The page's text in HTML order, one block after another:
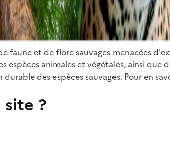
faune et de flore sauvages menacées
animales et végétales, ainsi que
des espèces sauvages. Pour en
?